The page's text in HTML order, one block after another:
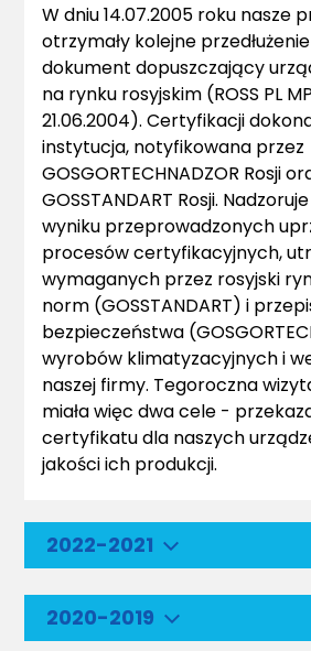
2022-2021
2020-2019
W dniu 14.07.2005 roku nasze
otrzymały kolejne
dokument dopuszczający
na rynku rosyjskim (ROSS PL
21.06.2004). Certyfikacji
instytucja, notyfikowana przez
GOSGORTECHNADZOR Rosji
GOSSTANDART Rosji.
wyniku przeprowadzonych
procesów certyfikacyjnych,
wymaganych przez rosyjski
norm (GOSSTANDART) i
bezpieczeństwa
wyrobów klimatyzacyjnych i
naszej firmy. Tegoroczna
miała więc dwa cele -
certyfikatu dla naszych
jakości ich produkcji.